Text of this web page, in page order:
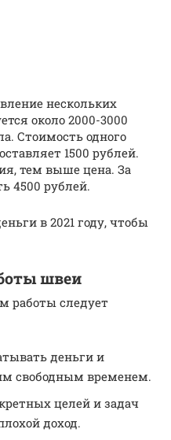
нескольких
около 2000-3000
Стоимость одного
1500 рублей.
тем выше цена. За
4500 рублей.
в 2021 году, чтобы
швеи
работы следует
деньги и
свободным временем.
целей и задач
доход.